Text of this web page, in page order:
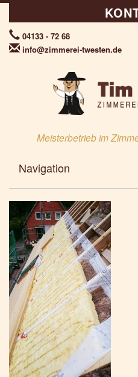
04133 - 72 68
info@zimmerei-twesten.de
Meisterbetrieb im
Navigation